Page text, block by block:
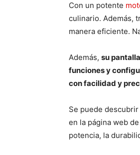
Con un potente
culinario. Además,
manera eficiente.
Además, su
funciones y
con facilidad y
Se puede
en la página web
potencia, la